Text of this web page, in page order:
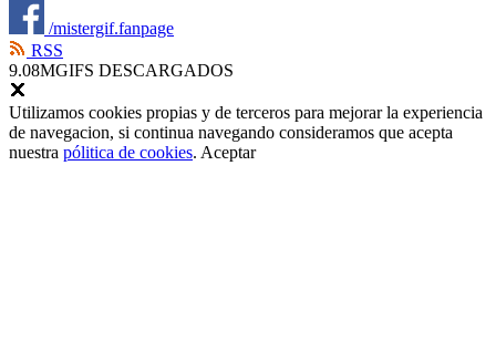
/mistergif.fanpage
RSS
9.08MGIFS DESCARGADOS
Utilizamos cookies propias y de terceros para mejorar la experiencia
de navegacion, si continua navegando consideramos que acepta
nuestra pólitica de cookies. Aceptar